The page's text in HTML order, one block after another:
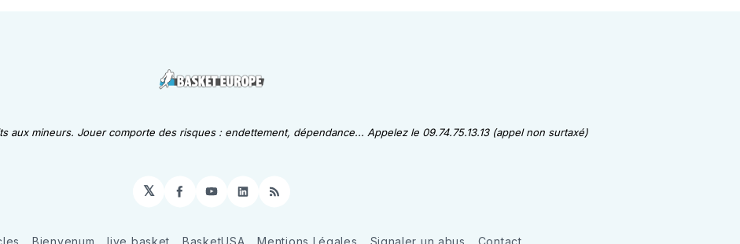
aux mineurs. Jouer comporte des risques : endettement, dépendance... Appelez le 09.74.75.13.13 (appel non surtaxé)
𝕏 Facebook
YouTube
LinkedIn
RSS
Bienvenum live basket BasketUSA Mentions Légales Signaler un abus Contact